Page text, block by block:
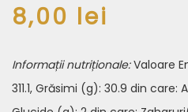
8,00 lei
Informații nutriționale:Valoare
311.1, Grăsimi (g): 30.9 din